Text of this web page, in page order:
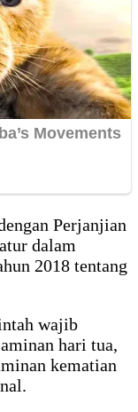
Perjanjian
dalam
2018 tentang
wajib
hari tua,
kematian